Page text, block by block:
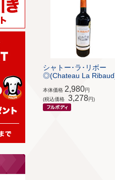
シャトー･ラ･リボー
◎(Chateau La
本体価格 2,980円
(税込価格
3,278円)